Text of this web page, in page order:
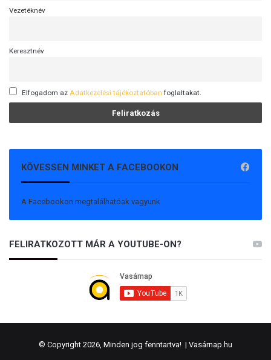
Vezetéknév
Keresztnév
Elfogadom az Adatkezelési tájékoztatóban foglaltakat.
KÖVESSEN MINKET A FACEBOOKON
A Facebookon megtalálhatóak vagyunk
FELIRATKOZOTT MÁR A YOUTUBE-ON?
© Copyright 2026, Minden jog fenntartva! | Vasárnap.hu